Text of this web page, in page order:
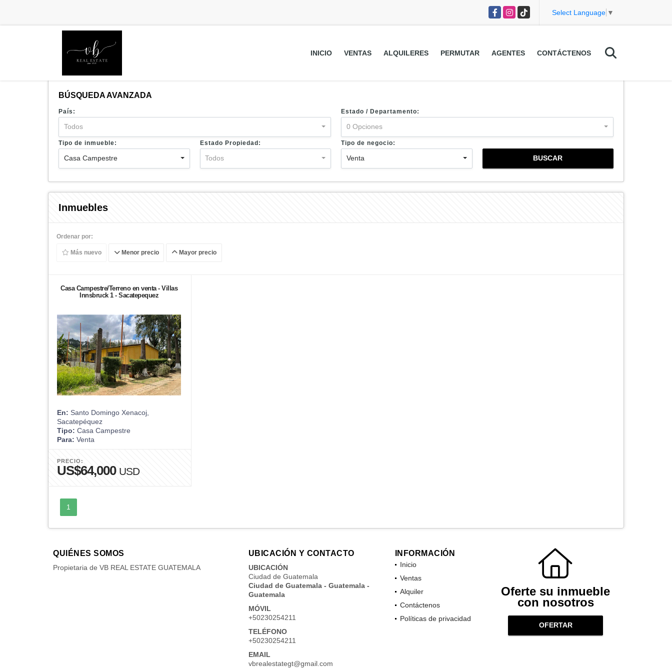
FacebookInstagram
TikTok Select Language ▼
INICIO VENTAS ALQUILERES PERMUTAR AGENTES CONTÁCTENOS
BÚSQUEDA AVANZADA
País:
Todos
Estado / Departamento:
0 Opciones
Tipo de inmueble:
Casa Campestre
Estado Propiedad:
Todos
Tipo de negocio:
Venta BUSCAR
Inmuebles
Ordenar por:
Más nuevo Menor precio Mayor precio
Casa Campestre/Terreno en venta - Villas
Innsbruck 1 - Sacatepequez
En: Santo Domingo Xenacoj,
Sacatepéquez
Tipo: Casa Campestre
Para: Venta
PRECIO:
US$64,000 USD
1
QUIÉNES SOMOS
Propietaria de VB REAL ESTATE GUATEMALA
UBICACIÓN Y CONTACTO
UBICACIÓN
Ciudad de Guatemala
Ciudad de Guatemala - Guatemala -
Guatemala
MÓVIL
+50230254211
TELÉFONO
+50230254211
EMAIL
vbrealestategt@gmail.com
INFORMACIÓN
Inicio
Ventas
Alquiler
Contáctenos
Políticas de privacidad
Oferte su inmueble
con nosotros
OFERTAR